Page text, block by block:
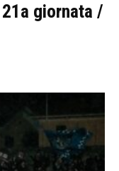
21a giornata /